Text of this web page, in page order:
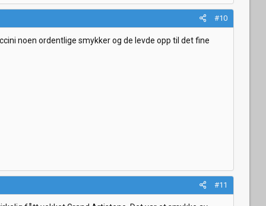
#10
noen ordentlige smykker og de levde opp til det fine
#11